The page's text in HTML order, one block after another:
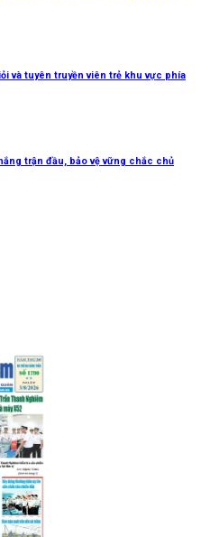
và tuyên truyền viên trẻ khu vực phía
trận đầu, bảo vệ vững chắc chủ